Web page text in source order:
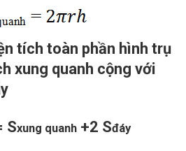
tích toàn phần hình trụ
xung quanh cộng với
Sxung quanh+2 Sđáy